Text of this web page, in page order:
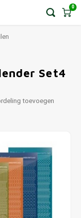
0
Set4
toevoegen